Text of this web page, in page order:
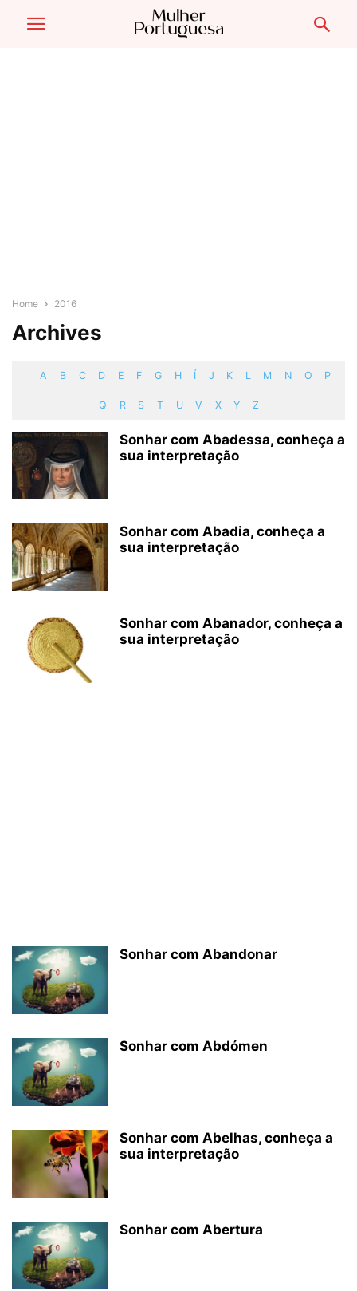
Home 2016
Archives
A B C D E F G H Í J K L M N O P
Q R S T U V X Y Z
Sonhar com Abadessa, conheça a
sua interpretação
Sonhar com Abadia, conheça a
sua interpretação
Sonhar com Abanador, conheça a
sua interpretação
Sonhar com Abandonar
Sonhar com Abdómen
Sonhar com Abelhas, conheça a
sua interpretação
Sonhar com Abertura